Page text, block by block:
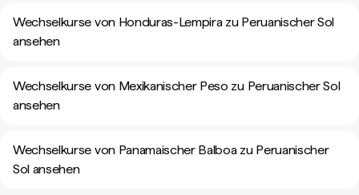
Wechselkurse von Honduras-Lempira zu Peruanischer Sol
ansehen
Wechselkurse von Mexikanischer Peso zu Peruanischer Sol
ansehen
Wechselkurse von Panamaischer Balboa zu Peruanischer
Sol ansehen